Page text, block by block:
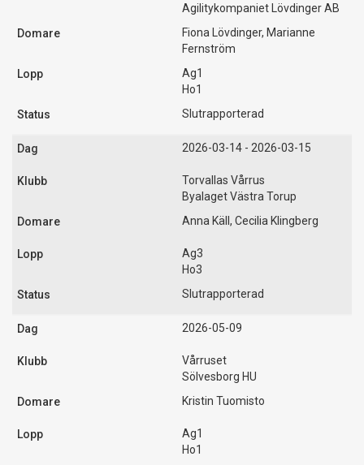
Agilitykompaniet Lövdinger AB
Fiona Lövdinger, Marianne
Fernström
Ag1
Ho1
Slutrapporterad
2026-03-14 - 2026-03-15
Torvallas Vårrus
Byalaget Västra Torup
Anna Käll, Cecilia Klingberg
Ag3
Ho3
Slutrapporterad
2026-05-09
Vårruset
Sölvesborg HU
Kristin Tuomisto
Ag1
Ho1